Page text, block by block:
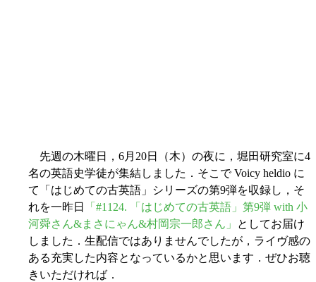
先週の木曜日，6月20日（木）の夜に，堀田研究室に4
名の英語史学徒が集結しました．そこで Voicy heldio に
て「はじめての古英語」シリーズの第9弾を収録し，そ
れを一昨日
「#1124. 「はじめての古英語」第9弾 with 小
河舜さん&まさにゃん&村岡宗一郎さん」
としてお届け
しました．生配信ではありませんでしたが，ライヴ感の
ある充実した内容となっているかと思います．ぜひお聴
きいただければ．